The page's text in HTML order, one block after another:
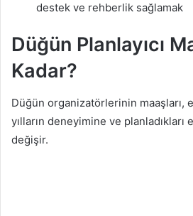
destek ve rehberlik sağlamak
Düğün Planlayıcı
Kadar?
Düğün organizatörlerinin maaşları,
yılların deneyimine ve
değişir.